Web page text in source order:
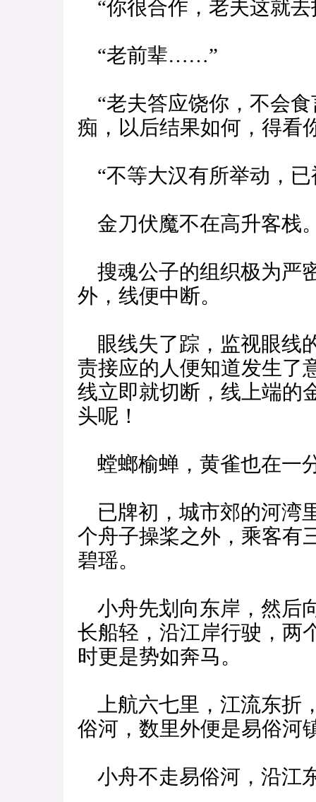
“你很合作，老夫这就去
“老前辈……”
“老夫答应饶你，不会
痴，以后结果如何，得看
“不等大汉有所举动，
金刀伏魔不在高升客栈
搜魂公子的组织极为严
外，线便中断。
眼线失了踪，监视眼线
责接应的人便知道发生了
线立即就切断，线上端的
头呢！
螳螂榆蝉，黄雀也在一
已牌初，城市郊的河湾
个舟子操桨之外，乘客有
碧瑶。
小舟先划向东岸，然后
长船轻，沿江岸行驶，两
时更是势如奔马。
上航六七里，江流东折
俗河，数里外便是易俗河
小舟不走易俗河，沿江